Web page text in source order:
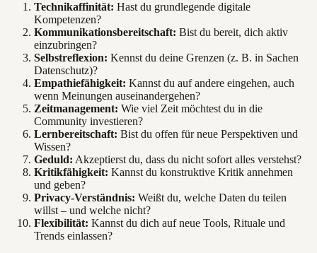
Technikaffinität: Hast du grundlegende digitale
Kompetenzen?
Kommunikationsbereitschaft: Bist du bereit, dich aktiv
einzubringen?
Selbstreflexion: Kennst du deine Grenzen (z. B. in Sachen
Datenschutz)?
Empathiefähigkeit: Kannst du auf andere eingehen, auch
wenn Meinungen auseinandergehen?
Zeitmanagement: Wie viel Zeit möchtest du in die
Community investieren?
Lernbereitschaft: Bist du offen für neue Perspektiven und
Wissen?
Geduld: Akzeptierst du, dass du nicht sofort alles verstehst?
Kritikfähigkeit: Kannst du konstruktive Kritik annehmen
und geben?
Privacy-Verständnis: Weißt du, welche Daten du teilen
willst – und welche nicht?
Flexibilität: Kannst du dich auf neue Tools, Rituale und
Trends einlassen?